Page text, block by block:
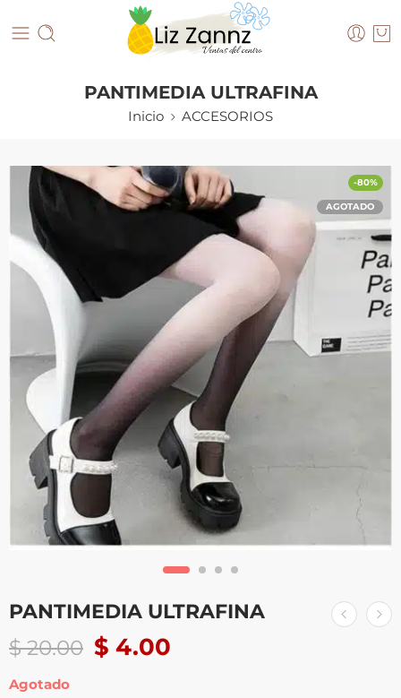
PANTIMEDIA ULTRAFINA
Inicio ACCESORIOS
-80%
AGOTADO
PANTIMEDIA ULTRAFINA
$20.00 $ 4.00
Agotado